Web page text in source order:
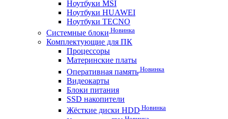
Ноутбуки MSI
Ноутбуки HUAWEI
Ноутбуки TECNO
Системные блоки Новинка
Комплектующие для ПК
Процессоры
Материнские платы
Оперативная память Новинка
Видеокарты
Блоки питания
SSD накопители
Жёсткие диски HDD Новинка